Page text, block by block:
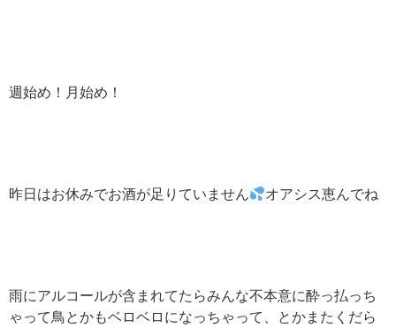
週始め！月始め！
昨日はお休みでお酒が足りていません オアシス恵んでね
雨にアルコールが含まれてたらみんな不本意に酔っ払っち
ゃって鳥とかもベロベロになっちゃって、とかまたくだら